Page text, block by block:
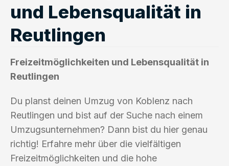
und Lebensqualität in
Reutlingen
Freizeitmöglichkeiten und Lebensqualität in
Reutlingen
Du planst deinen Umzug von Koblenz nach
Reutlingen und bist auf der Suche nach einem
Umzugsunternehmen? Dann bist du hier genau
richtig! Erfahre mehr über die vielfältigen
Freizeitmöglichkeiten und die hohe